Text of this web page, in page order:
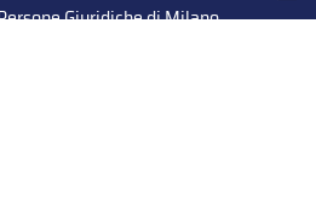
Giuridiche di Milano